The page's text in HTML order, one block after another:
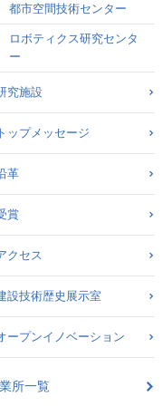
都市空間技術センター
ロボティクス研究センタ
ー
究施設
ップメッセージ
革
賞
クセス
設技術歴史展示室
ープンイノベーション
所一覧